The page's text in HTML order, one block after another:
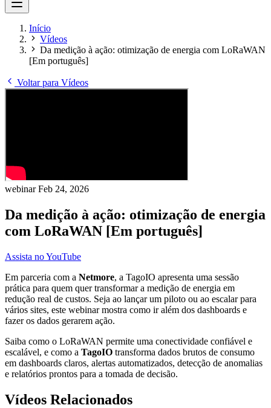
Início
Vídeos
Da medição à ação: otimização de energia com LoRaWAN
[Em português]
Voltar para Vídeos
webinarFeb 24, 2026
Da medição à ação: otimização de energia
com LoRaWAN [Em português]
Assista no YouTube
Em parceria com a Netmore, a TagoIO apresenta uma sessão
prática para quem quer transformar a medição de energia em
redução real de custos. Seja ao lançar um piloto ou ao escalar para
vários sites, este webinar mostra como ir além dos dashboards e
fazer os dados gerarem ação.
Saiba como o LoRaWAN permite uma conectividade confiável e
escalável, e como a TagoIO transforma dados brutos de consumo
em dashboards claros, alertas automatizados, detecção de anomalias
e relatórios prontos para a tomada de decisão.
Vídeos Relacionados